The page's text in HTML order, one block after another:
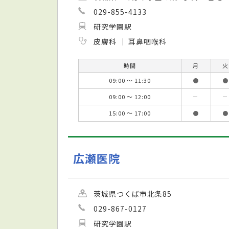
029-855-4133
研究学園駅
皮膚科
耳鼻咽喉科
時間 月 火
09:00 ～ 11:30
● ●
09:00 ～ 12:00
－ －
15:00 ～ 17:00
● ●
広瀬医院
茨城県つくば市北条85
029-867-0127
研究学園駅